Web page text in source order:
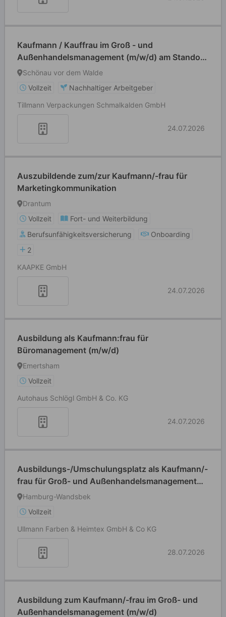
Kaufmann / Kauffrau im Groß - und
Außenhandelsmanagement (m/w/d) am Standort
Schönau vor dem Walde
Schönau vor dem Walde
Vollzeit
Nachhaltiger Arbeitgeber
Tillmann Verpackungen Schmalkalden GmbH
24.07.2026
Auszubildende zum/zur Kaufmann/-frau für
Marketingkommunikation
Drantum
Vollzeit
Fort- und Weiterbildung
Berufsunfähigkeitsversicherung
Onboarding
2
KAAPKE GmbH
24.07.2026
Ausbildung als Kaufmann:frau für
Büromanagement (m/w/d)
Emertsham
Vollzeit
Autohaus Schlögl GmbH & Co. KG
24.07.2026
Ausbildungs-/Umschulungsplatz als Kaufmann/-
frau für Groß- und Außenhandelsmanagement
(m/w/d)
Hamburg-Wandsbek
Vollzeit
Ullmann Farben & Heimtex GmbH & Co KG
28.07.2026
Ausbildung zum Kaufmann/-frau im Groß- und
Außenhandelsmanagement (m/w/d)